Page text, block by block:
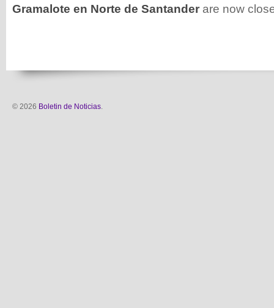
Gramalote en Norte de Santander are now
© 2026 Boletin de Noticias.